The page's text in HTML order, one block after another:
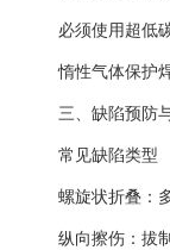
必须使用超低
惰性气体保护
三、缺陷预防
‌常见缺陷类型‌
螺旋状折叠：
纵向擦伤：拔